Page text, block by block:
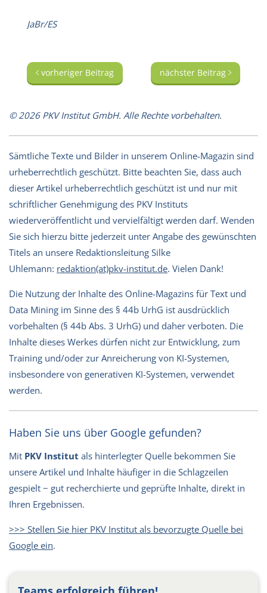
JaBr/ES
vorheriger Beitrag nächster Beitrag
© 2026 PKV Institut GmbH. Alle Rechte vorbehalten.
Sämtliche Texte und Bilder in unserem Online-Magazin sind
urheberrechtlich geschützt. Bitte beachten Sie, dass auch
dieser Artikel urheberrechtlich geschützt ist und nur mit
schriftlicher Genehmigung des PKV Instituts
wiederveröffentlicht und vervielfältigt werden darf. Wenden
Sie sich hierzu bitte jederzeit unter Angabe des gewünschten
Titels an unsere Redaktionsleitung Silke
Uhlemann: redaktion(at)pkv-institut.de. Vielen Dank!
Die Nutzung der Inhalte des Online-Magazins für Text und
Data Mining im Sinne des § 44b UrhG ist ausdrücklich
vorbehalten (§ 44b Abs. 3 UrhG) und daher verboten. Die
Inhalte dieses Werkes dürfen nicht zur Entwicklung, zum
Training und/oder zur Anreicherung von KI-Systemen,
insbesondere von generativen KI-Systemen, verwendet
werden.
Haben Sie uns über Google gefunden?
Mit PKV Institut als hinterlegter Quelle bekommen Sie
unsere Artikel und Inhalte häufiger in die Schlagzeilen
gespielt − gut recherchierte und geprüfte Inhalte, direkt in
Ihren Ergebnissen.
>>> Stellen Sie hier PKV Institut als bevorzugte Quelle bei
Google ein.